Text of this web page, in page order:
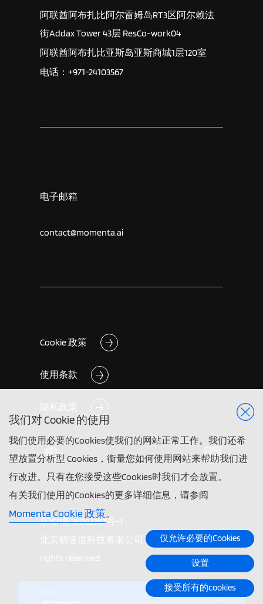
我们对 Cookie 的使用
我们使用必要的Cookies使我们的网站正常工作。我们还希
望放置分析型 Cookies，衡量您如何使用网站来帮助我们进
行改进。只有在您接受这些Cookies时我们才会放置。
有关我们使用的Cookies的更多详细信息，请参阅
Momenta Cookie 政策。
仅允许必要的Cookies
设置
接受所有的cookies
阿联酋阿布扎比阿尔雷姆岛RT3区阿尔赖法
街Addax Tower 43层 ResCo-work04
阿联酋阿布扎比亚斯岛亚斯商城1层120室
电话：+971-24103567
电子邮箱
contact@momenta.ai
Cookie 政策
使用条款
隐私政策
京ICP备16062387号-1
北京初速度科技有限公司 ©2026 Momenta. All
rights reserved.